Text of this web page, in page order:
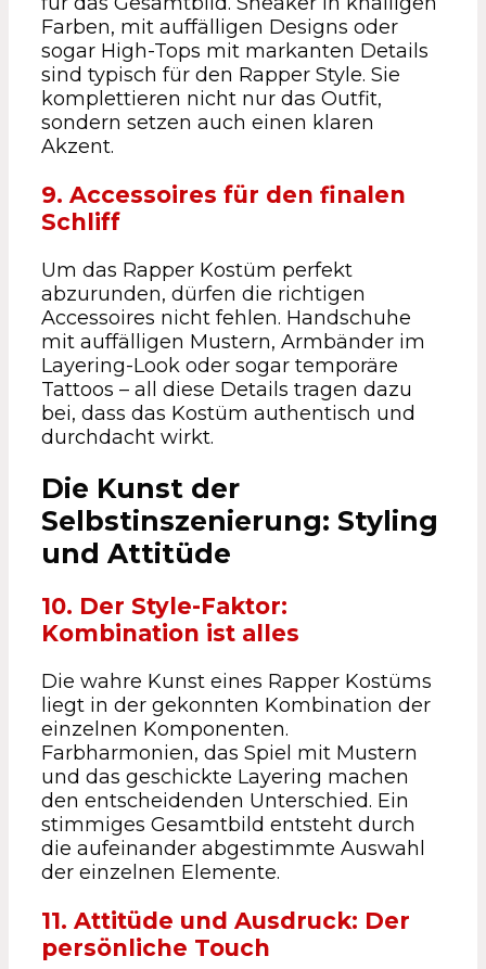
Farben, mit auffälligen Designs oder
sogar High-Tops mit markanten Details
sind typisch für den Rapper Style. Sie
komplettieren nicht nur das Outfit,
sondern setzen auch einen klaren
Akzent.
9. Accessoires für den finalen
Schliff
Um das Rapper Kostüm perfekt
abzurunden, dürfen die richtigen
Accessoires nicht fehlen. Handschuhe
mit auffälligen Mustern, Armbänder im
Layering-Look oder sogar temporäre
Tattoos – all diese Details tragen dazu
bei, dass das Kostüm authentisch und
durchdacht wirkt.
Die Kunst der
Selbstinszenierung: Styling
und Attitüde
10. Der Style-Faktor:
Kombination ist alles
Die wahre Kunst eines Rapper Kostüms
liegt in der gekonnten Kombination der
einzelnen Komponenten.
Farbharmonien, das Spiel mit Mustern
und das geschickte Layering machen
den entscheidenden Unterschied. Ein
stimmiges Gesamtbild entsteht durch
die aufeinander abgestimmte Auswahl
der einzelnen Elemente.
11. Attitüde und Ausdruck: Der
persönliche Touch